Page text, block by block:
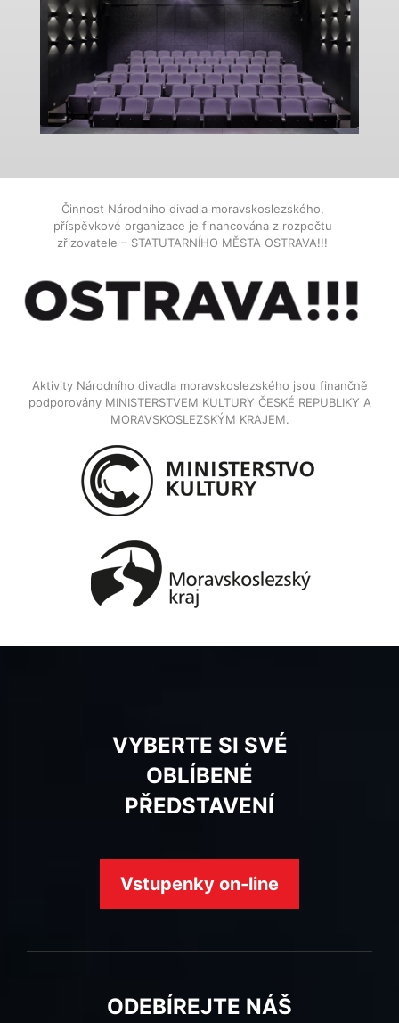
Činnost Národního divadla moravskoslezského,
příspěvkové organizace je financována z rozpočtu
zřizovatele – STATUTARNÍHO MĚSTA OSTRAVA!!!
Aktivity Národního divadla moravskoslezského jsou finančně
podporovány MINISTERSTVEM KULTURY ČESKÉ REPUBLIKY A
MORAVSKOSLEZSKÝM KRAJEM.
VYBERTE SI SVÉ
OBLÍBENÉ
PŘEDSTAVENÍ
Vstupenky on-line
ODEBÍREJTE NÁŠ